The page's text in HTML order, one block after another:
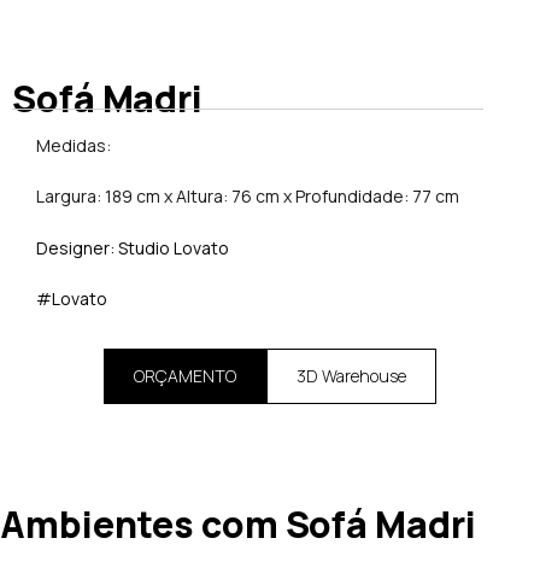
Sofá Madri
Medidas:
Largura: 189 cm x Altura: 76 cm x Profundidade: 77 cm
Designer: Studio Lovato
#Lovato
ORÇAMENTO 3D Warehouse
Ambientes com Sofá Madri